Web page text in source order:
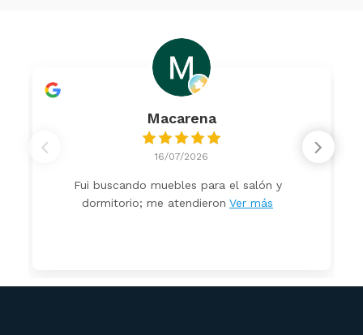
Macarena
16/07/2026
Fui buscando muebles para el salón y
dormitorio; me atendieron Ver más